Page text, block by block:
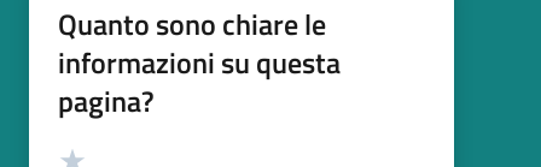
Quanto sono chiare le
informazioni su questa
pagina?
Valutazione